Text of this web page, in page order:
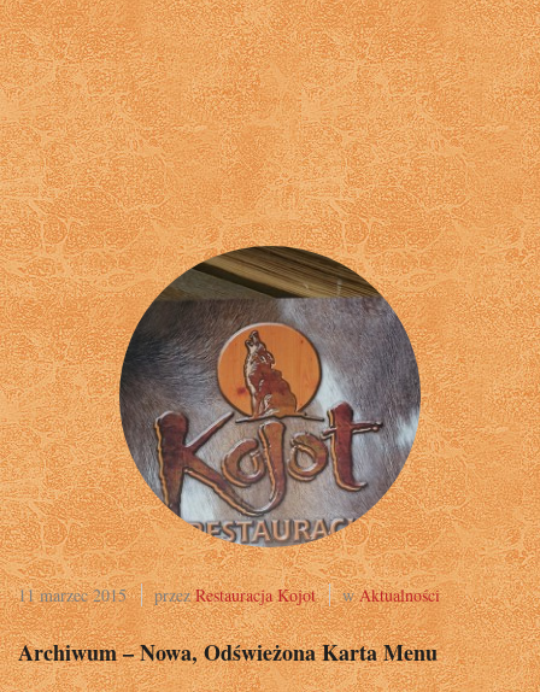
11 marzec 2015 przezRestauracja Kojot wAktualności
Archiwum – Nowa, Odświeżona Karta Menu